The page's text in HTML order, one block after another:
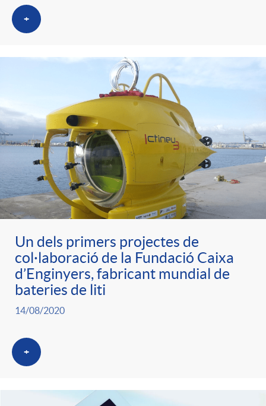
+
Un dels primers projectes de
col·laboració de la Fundació Caixa
d’Enginyers, fabricant mundial de
bateries de liti
14/08/2020
+